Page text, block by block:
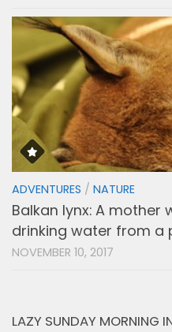
ADVENTURES / NATURE
Balkan lynx: A mother
drinking water from a
NOVEMBER 10, 2017
LAZY SUNDAY MORNING